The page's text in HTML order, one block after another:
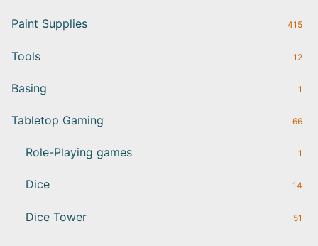
Paint Supplies 415
Tools 12
Basing 1
Tabletop Gaming 66
Role-Playing games 1
Dice 14
Dice Tower 51